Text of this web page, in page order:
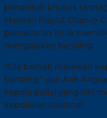
penasihat khusus
Menteri Prayut Chan-o-
pemecatan ini, ia
mengajukan banding.
“Dia berhak melawan
banding,” ujar Aek
kepala polisi yang kini
kepolisian nasional.